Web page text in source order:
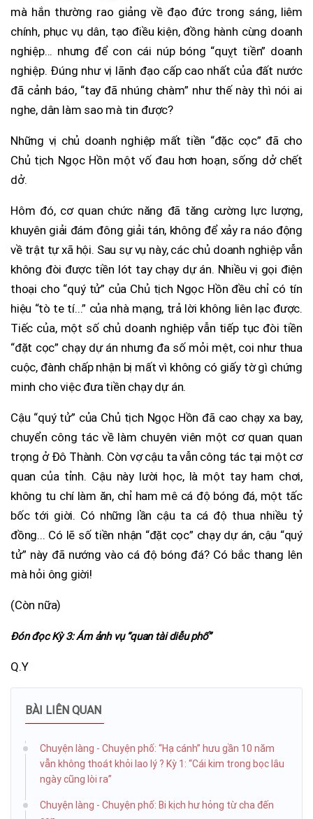
mà hắn thường rao giảng về đạo đức trong sáng, liêm
chính, phục vụ dân, tạo điều kiện, đồng hành cùng doanh
nghiệp... nhưng để con cái núp bóng “quỵt tiền” doanh
nghiệp. Đúng như vị lãnh đạo cấp cao nhất của đất nước
đã cảnh báo, “tay đã nhúng chàm” như thế này thì nói ai
nghe, dân làm sao mà tin được?
Những vị chủ doanh nghiệp mất tiền “đặc cọc” đã cho
Chủ tịch Ngọc Hồn một vố đau hơn hoạn, sống dở chết
dở.
Hôm đó, cơ quan chức năng đã tăng cường lực lượng,
khuyên giải đám đông giải tán, không để xảy ra náo động
về trật tự xã hội. Sau sự vụ này, các chủ doanh nghiệp vẫn
không đòi được tiền lót tay chạy dự án. Nhiều vị gọi điện
thoại cho “quý tử” của Chủ tịch Ngọc Hồn đều chỉ có tín
hiệu “tò te tí...” của nhà mạng, trả lời không liên lạc được.
Tiếc của, một số chủ doanh nghiệp vẫn tiếp tục đòi tiền
“đặt cọc” chạy dự án nhưng đa số mỏi mệt, coi như thua
cuộc, đành chấp nhận bị mất vì không có giấy tờ gì chứng
minh cho việc đưa tiền chạy dự án.
Cậu “quý tử” của Chủ tịch Ngọc Hồn đã cao chạy xa bay,
chuyển công tác về làm chuyên viên một cơ quan quan
trọng ở Đô Thành. Còn vợ cậu ta vẫn công tác tại một cơ
quan của tỉnh. Cậu này lười học, là một tay ham chơi,
không tu chí làm ăn, chỉ ham mê cá độ bóng đá, một tấc
bốc tới giời. Có những lần cậu ta cá độ thua nhiều tỷ
đồng... Có lẽ số tiền nhận “đặt cọc” chạy dự án, cậu “quý
tử” này đã nướng vào cá độ bóng đá? Có bắc thang lên
mà hỏi ông giời!
(Còn nữa)
Đón đọc Kỳ 3: Ám ảnh vụ “quan tài diễu phố”
Q.Y
BÀI LIÊN QUAN
Chuyện làng - Chuyện phố: “Hạ cánh” hưu gần 10 năm
vẫn không thoát khỏi lao lý ? Kỳ 1: “Cái kim trong bọc lâu
ngày cũng lòi ra”
Chuyện làng - Chuyện phố: Bi kịch hư hỏng từ cha đến